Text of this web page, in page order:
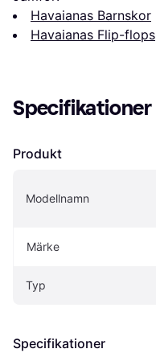
Havaianas Barnskor
Havaianas Flip-flops
Specifikationer
Produkt
Modellnamn
Märke
Typ
Specifikationer